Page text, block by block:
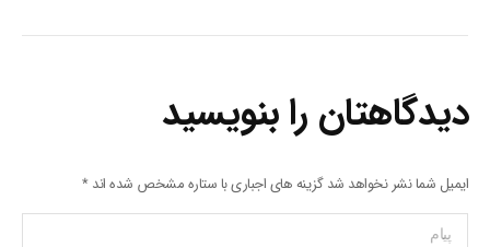
دیدگاهتان را بنویسید
ایمیل شما نشر نخواهد شد گزینه های اجباری با ستاره مشخص شده اند*
پیام